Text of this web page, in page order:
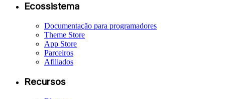
Ecossistema
Documentação para programadores
Theme Store
App Store
Parceiros
Afiliados
Recursos